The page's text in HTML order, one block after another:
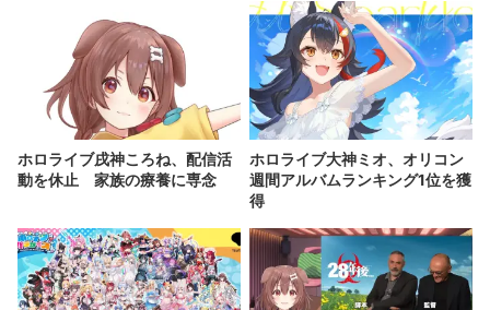
ホロライブ戌神ころね、配信活
動を休止 家族の療養に専念
ホロライブ大神ミオ、オリコン
週間アルバムランキング1位を獲
得